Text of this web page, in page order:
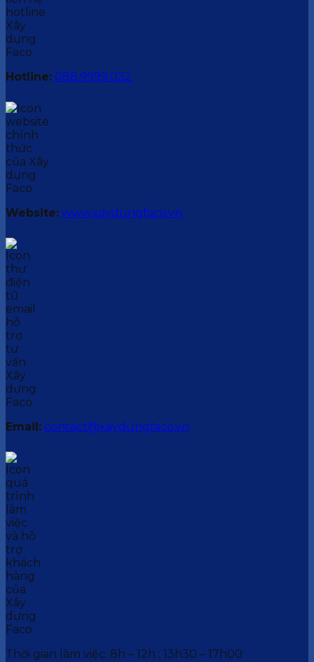
Hotline: 088.9999.032
Website: www.xaydungfaco.vn
Email: contact@xaydungfaco.vn
Thời gian làm việc: 8h – 12h ; 13h30 – 17h00